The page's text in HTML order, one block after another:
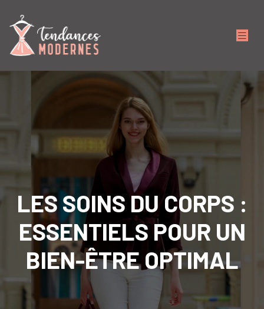
LES SOINS DU CORPS :
ESSENTIELS POUR UN
BIEN-ÊTRE OPTIMAL